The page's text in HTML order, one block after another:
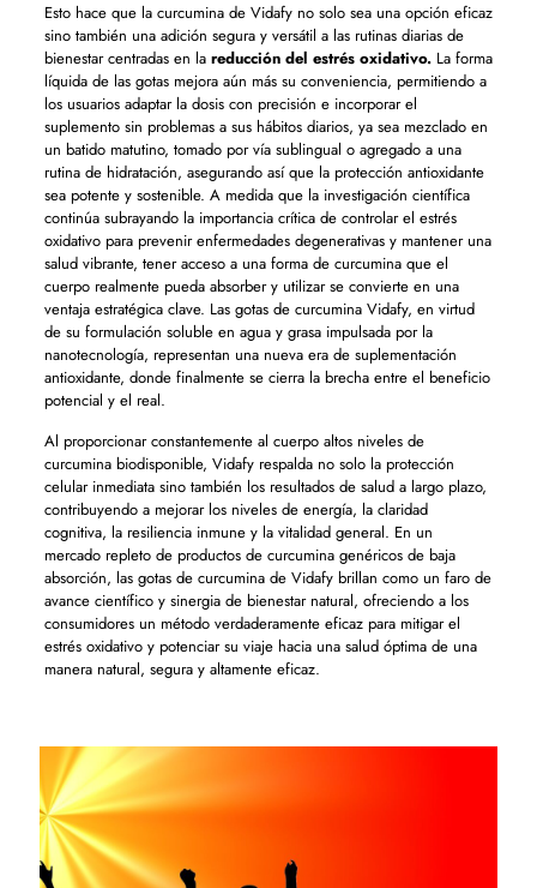
Esto hace que la curcumina de Vidafy no solo sea una opción eficaz
sino también una adición segura y versátil a las rutinas diarias de
bienestar centradas en la reducción del estrés oxidativo.La forma
líquida de las gotas mejora aún más su conveniencia, permitiendo a
los usuarios adaptar la dosis con precisión e incorporar el
suplemento sin problemas a sus hábitos diarios, ya sea mezclado en
un batido matutino, tomado por vía sublingual o agregado a una
rutina de hidratación, asegurando así que la protección antioxidante
sea potente y sostenible. A medida que la investigación científica
continúa subrayando la importancia crítica de controlar el estrés
oxidativo para prevenir enfermedades degenerativas y mantener una
salud vibrante, tener acceso a una forma de curcumina que el
cuerpo realmente pueda absorber y utilizar se convierte en una
ventaja estratégica clave. Las gotas de curcumina Vidafy, en virtud
de su formulación soluble en agua y grasa impulsada por la
nanotecnología, representan una nueva era de suplementación
antioxidante, donde finalmente se cierra la brecha entre el beneficio
potencial y el real.
Al proporcionar constantemente al cuerpo altos niveles de
curcumina biodisponible, Vidafy respalda no solo la protección
celular inmediata sino también los resultados de salud a largo plazo,
contribuyendo a mejorar los niveles de energía, la claridad
cognitiva, la resiliencia inmune y la vitalidad general. En un
mercado repleto de productos de curcumina genéricos de baja
absorción, las gotas de curcumina de Vidafy brillan como un faro de
avance científico y sinergia de bienestar natural, ofreciendo a los
consumidores un método verdaderamente eficaz para mitigar el
estrés oxidativo y potenciar su viaje hacia una salud óptima de una
manera natural, segura y altamente eficaz.